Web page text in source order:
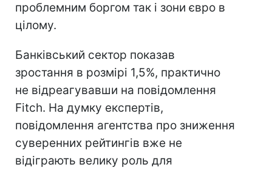
проблемним боргом так і зони євро в
цілому.
Банківський сектор показав
зростання в розмірі 1,5%, практично
не відреагувавши на повідомлення
Fitch. На думку експертів,
повідомлення агентства про зниження
суверенних рейтингів вже не
відіграють велику роль для